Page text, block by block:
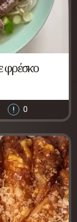
φρέσκο
0